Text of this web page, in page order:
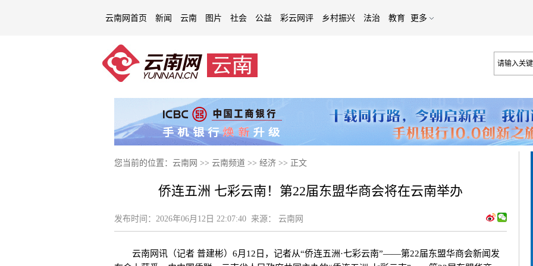
云南网首页 新闻 云南 图片 社会 公益 彩云网评 乡村振兴 法治 教育 更多
您当前的位置： 云南网 >> 云南频道 >> 经济 >> 正文
侨连五洲 七彩云南！第22届东盟华商会将在云南举办
发布时间： 2026年06月12日 22:07:40 来源： 云南网
云南网讯（记者 普建彬）6月12日，记者从“侨连五洲·七彩云南”——第22届东盟华商会新闻发